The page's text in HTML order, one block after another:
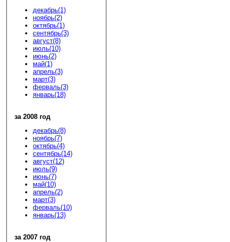
декабрь(1)
ноябрь(2)
октябрь(1)
сентябрь(3)
август(8)
июль(10)
июнь(2)
май(1)
апрель(3)
март(3)
ферваль(3)
январь(18)
за 2008 год
декабрь(8)
ноябрь(7)
октябрь(4)
сентябрь(14)
август(12)
июль(9)
июнь(7)
май(10)
апрель(2)
март(3)
ферваль(10)
январь(13)
за 2007 год